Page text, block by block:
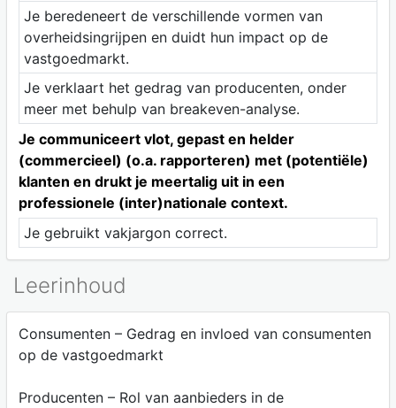
Je beredeneert de verschillende vormen van
overheidsingrijpen en duidt hun impact op de
vastgoedmarkt.
Je verklaart het gedrag van producenten, onder
meer met behulp van breakeven-analyse.
Je communiceert vlot, gepast en helder
(commercieel) (o.a. rapporteren) met (potentiële)
klanten en drukt je meertalig uit in een
professionele (inter)nationale context.
Je gebruikt vakjargon correct.
Leerinhoud
Consumenten – Gedrag en invloed van consumenten
op de vastgoedmarkt
Producenten – Rol van aanbieders in de